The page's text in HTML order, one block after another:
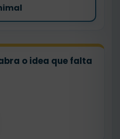
o idea que falta